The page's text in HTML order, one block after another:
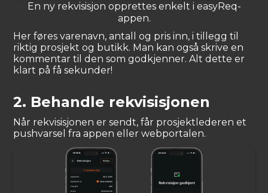
En ny rekvisisjon opprettes enkelt i easyReq-
appen.
Her føres varenavn, antall og pris inn, i tillegg til
riktig prosjekt og butikk. Man kan også skrive en
kommentar til den som godkjenner. Alt dette er
klart på få sekunder!
2. Behandle rekvisisjonen
Når rekvisisjonen er sendt, får prosjektlederen et
pushvarsel fra appen eller webportalen.